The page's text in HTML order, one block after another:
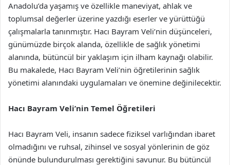
Anadolu’da yaşamış ve özellikle maneviyat, ahlak ve
toplumsal değerler üzerine yazdığı eserler ve yürüttüğü
çalışmalarla tanınmıştır. Hacı Bayram Veli’nin düşünceleri,
günümüzde birçok alanda, özellikle de sağlık yönetimi
alanında, bütüncül bir yaklaşım için ilham kaynağı olabilir.
Bu makalede, Hacı Bayram Veli’nin öğretilerinin sağlık
yönetimi alanındaki uygulamaları ve önemine değinilecektir.
Hacı Bayram Veli’nin Temel Öğretileri
Hacı Bayram Veli, insanın sadece fiziksel varlığından ibaret
olmadığını ve ruhsal, zihinsel ve sosyal yönlerinin de göz
önünde bulundurulması gerektiğini savunur. Bu bütüncül